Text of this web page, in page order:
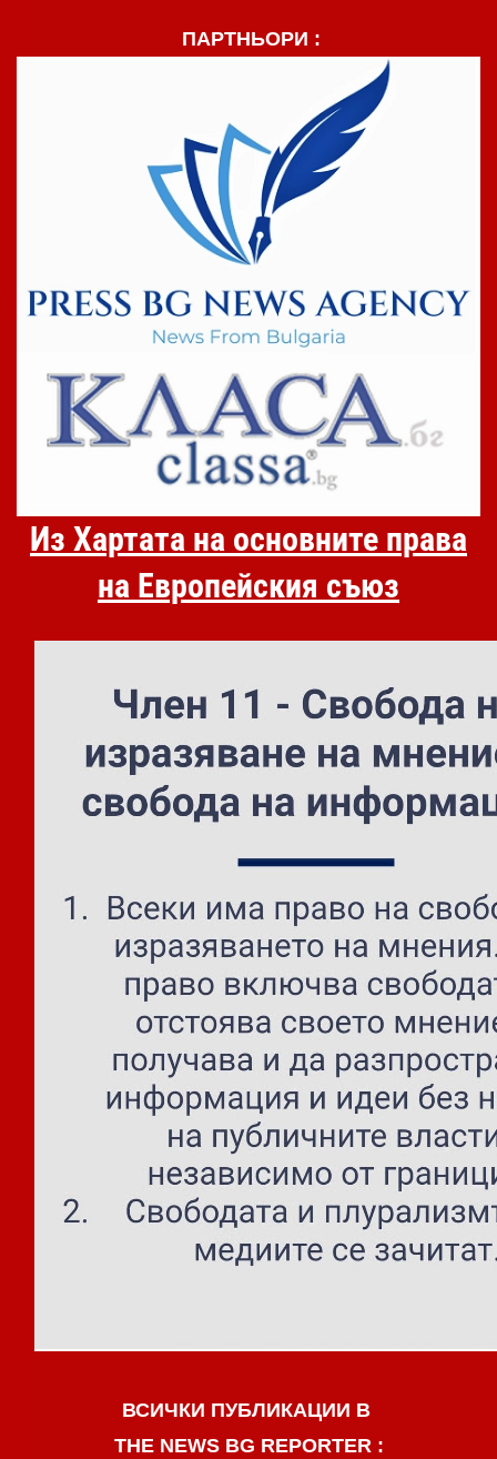
ПАРТНЬОРИ :
Из Хартата на основните права
на Европейския съюз
ВСИЧКИ ПУБЛИКАЦИИ В
THE NEWS BG REPORTER :